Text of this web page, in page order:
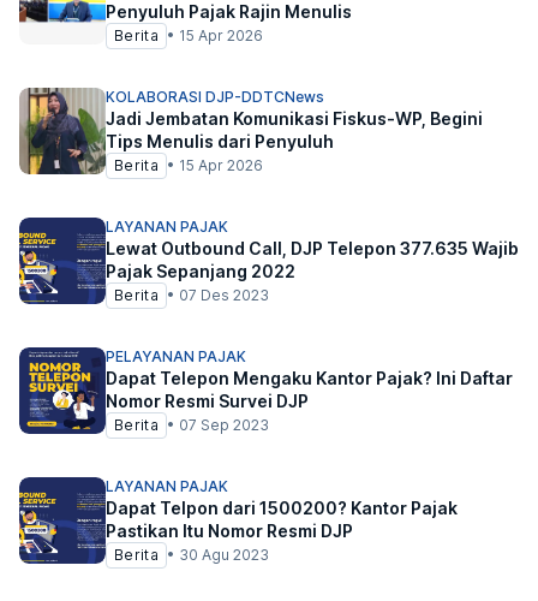
Penyuluh Pajak Rajin Menulis
Berita • 15 Apr 2026
KOLABORASI DJP-DDTCNews
Jadi Jembatan Komunikasi Fiskus-WP, Begini
Tips Menulis dari Penyuluh
Berita • 15 Apr 2026
LAYANAN PAJAK
Lewat Outbound Call, DJP Telepon 377.635 Wajib
Pajak Sepanjang 2022
Berita • 07 Des 2023
PELAYANAN PAJAK
Dapat Telepon Mengaku Kantor Pajak? Ini Daftar
Nomor Resmi Survei DJP
Berita • 07 Sep 2023
LAYANAN PAJAK
Dapat Telpon dari 1500200? Kantor Pajak
Pastikan Itu Nomor Resmi DJP
Berita • 30 Agu 2023